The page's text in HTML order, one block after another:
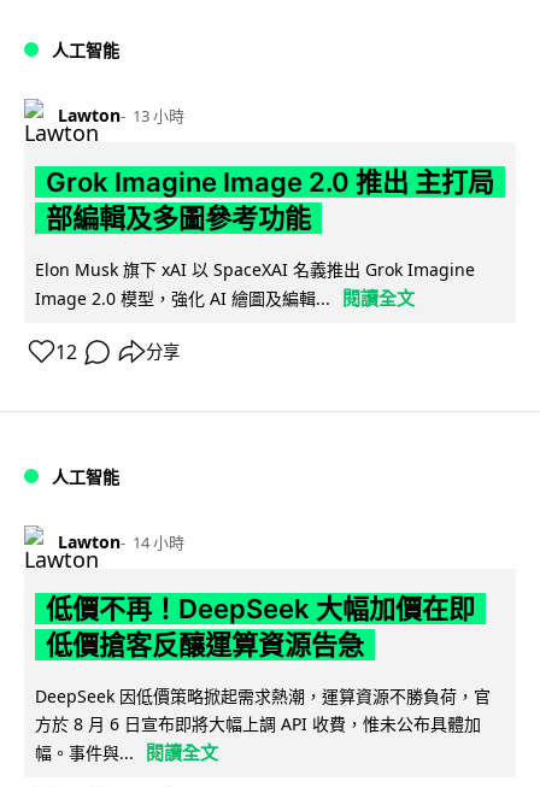
人工智能
Lawton 13 小時
Grok Imagine Image 2.0 推出 主打局
部編輯及多圖參考功能
Elon Musk 旗下 xAI 以 SpaceXAI 名義推出 Grok Imagine
Image 2.0 模型，強化 AI 繪圖及編輯...
閱讀全文
12 分享
人工智能
Lawton 14 小時
低價不再！DeepSeek 大幅加價在即
低價搶客反釀運算資源告急
DeepSeek 因低價策略掀起需求熱潮，運算資源不勝負荷，官
方於 8 月 6 日宣布即將大幅上調 API 收費，惟未公布具體加
幅。事件與...
閱讀全文